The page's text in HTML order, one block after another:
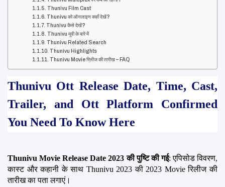
Thunivu Film Cast
Thunivu को ऑनलाइन कहाँ देखें?
Thunivu कैसे देखें?
Thunivu मूवी के बारे में
Thunivu Related Search
Thunivu Highlights
Thunivu Movie रिलीज की तारीख – FAQ
Thunivu Ott Release Date, Time, Cast,
Trailer, and Ott Platform Confirmed
You Need To Know Here
Thunivu Movie Release Date 2023 की पुष्टि की गई: एपिसोड विवरण,
कास्ट और कहानी के साथ Thunivu 2023 की 2023 Movie रिलीज की
तारीख का पता लगाएं।